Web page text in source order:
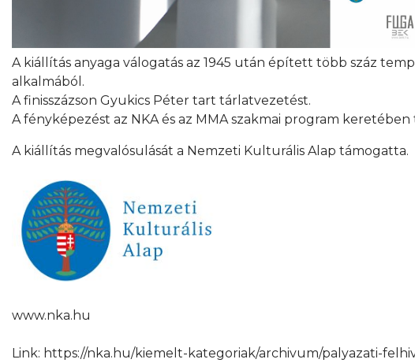
A kiállítás anyaga válogatás az 1945 után épített több száz
alkalmából.
A finisszázson Gyukics Péter tart tárlatvezetést.
A fényképezést az NKA és az MMA szakmai program
A kiállítás megvalósulását a Nemzeti Kulturális Alap támogatta.
www.nka.hu
Link: https://nka.hu/kiemelt-kategoriak/archivum/palyazati-